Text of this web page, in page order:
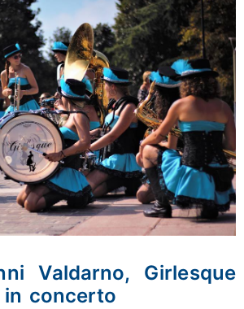
Valdarno, Girlesque
concerto